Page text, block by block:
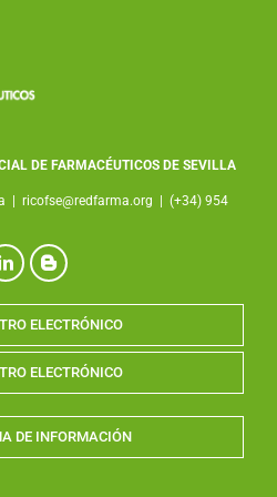
DE FARMACÉUTICOS DE SEVILLA
ricofse@redfarma.org
(+34) 954
ELECTRÓNICO
ELECTRÓNICO
DE INFORMACIÓN